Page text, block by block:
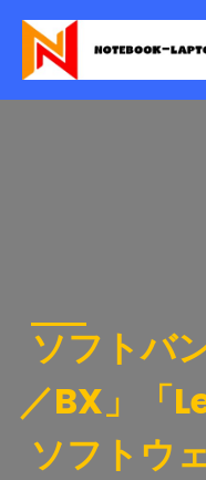
ソフトバ
／BX」「
ソフトウ